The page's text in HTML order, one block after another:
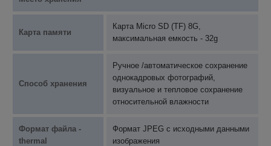
Карта памяти
Карта Micro SD (TF) 8G,
максимальная емкость - 32g
Способ хранения
Ручное /автоматическое сохранение
однокадровых фотографий,
визуальное и тепловое сохранение
относительной влажности
Формат файла -
thermal
Формат JPEG с исходными данными
изображения